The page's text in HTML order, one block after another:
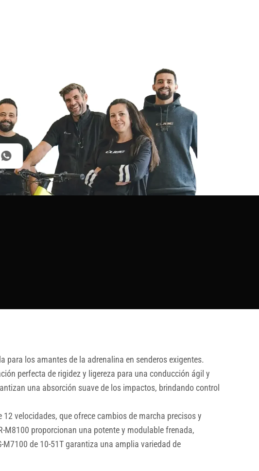
para los amantes de la adrenalina en senderos exigentes.
perfecta de rigidez y ligereza para una conducción ágil y
una absorción suave de los impactos, brindando control
12 velocidades, que ofrece cambios de marcha precisos y
proporcionan una potente y modulable frenada,
de 10-51T garantiza una amplia variedad de